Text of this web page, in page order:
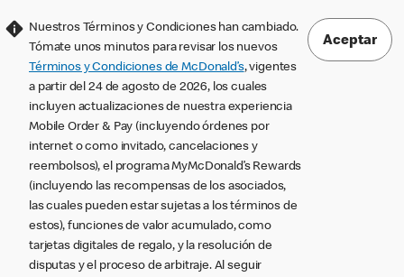
Nuestros Términos y Condiciones han cambiado.
Tómate unos minutos para revisar los nuevos
Términos y Condiciones de McDonald’s, vigentes
a partir del 24 de agosto de 2026, los cuales
incluyen actualizaciones de nuestra experiencia
Mobile Order & Pay (incluyendo órdenes por
internet o como invitado, cancelaciones y
reembolsos), el programa MyMcDonald’s Rewards
(incluyendo las recompensas de los asociados,
las cuales pueden estar sujetas a los términos de
estos), funciones de valor acumulado, como
tarjetas digitales de regalo, y la resolución de
disputas y el proceso de arbitraje. Al seguir
Aceptar